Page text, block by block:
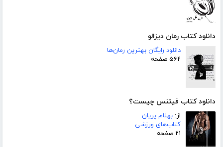
دانلود کتاب رمان دیزالو
دانلود رایگان بهترین رمان‌ها
۵۶۲ صفحه
دانلود کتاب فیتنس چیست؟
از: بهنام پریان
کتاب‌های ورزشی
۲۱ صفحه